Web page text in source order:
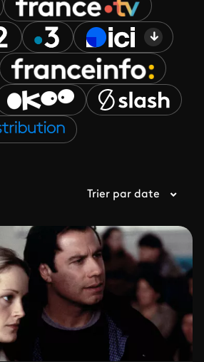
Trier par date